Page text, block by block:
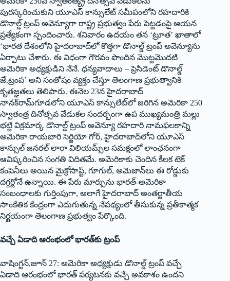
పురస్కరించుకుని యూఎస్ కాన్సులేట్ సమీపంలోని రహదారికి
డొనాల్డ్ ట్రంప్ అవెన్యూగా రాష్ట్ర ప్రభుత్వం పేరు పెట్టడంపై ఆయన
ప్రత్యేకంగా స్పందించారు. శనివారం ఉదయం తన ‘ట్రూత’ ఖాతాలో
‘భారత దేశంలోని హైదరాబాద్‌లో కొత్తగా డొనాల్డ్ ట్రంప్ అవెన్యూను
ఏర్పాటు చేశారు. ఈ విధంగా గౌరవం పొందిన మొట్టమొదటి
అమెరికా అధ్యక్షుడిని నేనే. ధన్యవాదాలు – ప్రెసిడెంట్ డొనాల్డ్
జే.ట్రంప’ అని సంతోషం వ్యక్తం చేస్తూ తెలంగాణ ప్రభుత్వానికి
కృతజ్ఞతలు తెలిపారు. ఈనెల 23న హైదరాబాద్
నానక్‌రామ్‌గూడలోని యూఎస్ కాన్సులేట్‌లో జరిగిన అమెరికా 250
స్వాతంత్ర దినోత్సవ వేడుకల సందర్భంగా ఉప ముఖ్యమంత్రి మల్లు
భట్టి విక్రమార్క డొనాల్డ్ ట్రంప్ అవెన్యూ రహదారి నామఫలకాన్ని
అమెరికా రాయబారి సెర్జియో గోర్, హైదరాబాద్‌లోని యూఎస్
కాన్సుల్ జనరల్ లారా విలియమ్స్‌ల సమక్షంలో లాంఛనంగా
ఆవిష్కరించిన సంగతి విదితమే. అమెరికాకు చెందిన కీలక టెక్‌
‌కంపెనీలు అయిన మైక్రోసాప్ట్, ‌గూగుల్‌, అమెజాన్‌లు ఈ రోడ్డుకు
దగ్గర్లోనే ఉన్నాయి. ఈ పేరు మార్పును భారత్‌-అమెరికా
సంబంధాలకు గుర్తింపుగా, అలాగే హైదరాబాద్‌ అం‌తర్జాతీయ
సాంకేతిక కేంద్రంగా ఎదుగుతున్న నేపథ్యంలో తీసుకున్న ప్రతీకాత్మక
నిర్ణయంగా తెలంగాణ ప్రభుత్వం పేర్కొంది.
వచ్చే ఏడాది ఆరంభంలో భారత్‌కు ట్రంప్‌
వాషింగ్టన్‌,‌జూన్‌ 27: అమెరికా అధ్యక్షుడు డొనాల్డ్ ‌ట్రంప్‌ ‌వచ్చే
ఏడాది ఆరంభంలో భారత్‌ పర్యటనకు వచ్చే అవకాశం ఉందని